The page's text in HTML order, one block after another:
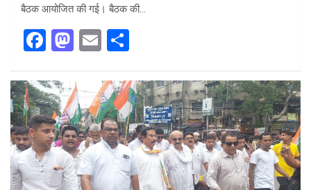
बैठक आयोजित की गई। बैठक की…
F
ce
b
o
o
k
M
st
o
d
o
n
E
ail ar
e